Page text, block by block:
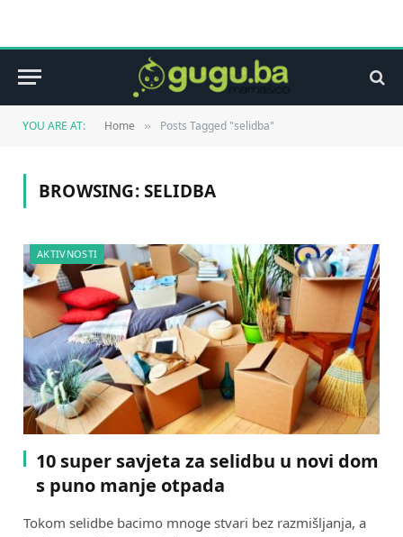
YOU ARE AT: Home » Posts Tagged "selidba"
BROWSING:SELIDBA
AKTIVNOSTI
10 super savjeta za selidbu u novi dom
s puno manje otpada
Tokom selidbe bacimo mnoge stvari bez razmišljanja, a